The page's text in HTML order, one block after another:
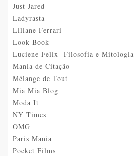
Just Jared
Ladyrasta
Liliane Ferrari
Look Book
Luciene Felix- Filosofia e Mitologia
Mania de Citação
Mélange de Tout
Mia Mia Blog
Moda It
NY Times
OMG
Paris Mania
Pocket Films